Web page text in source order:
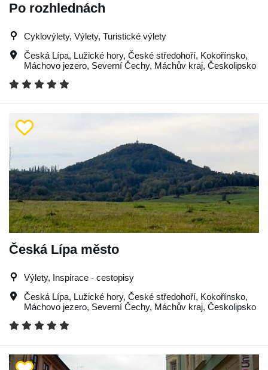
Po rozhlednách
Cyklovýlety, Výlety, Turistické výlety
Česká Lípa, Lužické hory, České středohoří, Kokořínsko,
Máchovo jezero, Severní Čechy, Máchův kraj, Českolipsko
Česká Lípa město
Výlety, Inspirace - cestopisy
Česká Lípa, Lužické hory, České středohoří, Kokořínsko,
Máchovo jezero, Severní Čechy, Máchův kraj, Českolipsko